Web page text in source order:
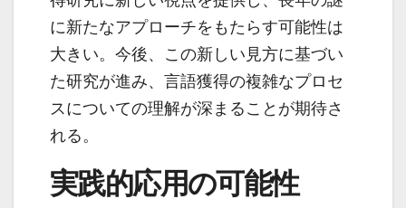
に新たなアプローチをもたらす可能性は
大きい。今後、この新しい見方に基づい
た研究が進み、言語獲得の複雑なプロセ
スについての理解が深まることが期待さ
れる。
実践的応用の可能性